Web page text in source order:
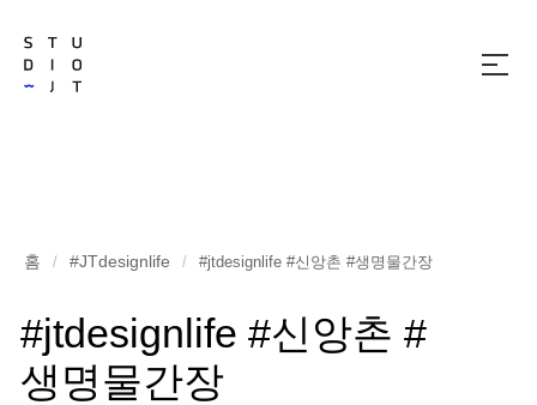
메
홈 / #JTdesignlife / #jtdesignlife #신앙촌 #생명물간장
#jtdesignlife #신앙촌 #
생명물간장